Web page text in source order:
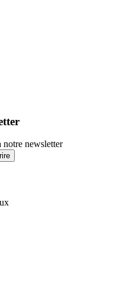
notre newsletter